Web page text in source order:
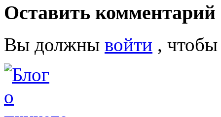
Оставить комментарий
Вы должны войти ,